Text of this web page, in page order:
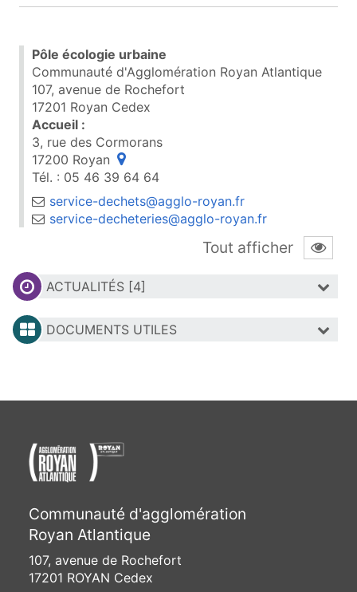
Pôle écologie urbaine
Communauté d'Agglomération Royan Atlantique
107, avenue de Rochefort
17201 Royan Cedex
Accueil :
3, rue des Cormorans
17200 Royan
Tél. : 05 46 39 64 64
service-dechets@agglo-royan.fr
service-decheteries@agglo-royan.fr
Tout afficher
ACTUALITÉS [4]
DOCUMENTS UTILES
Communauté d'agglomération
Royan Atlantique
107, avenue de Rochefort
17201 ROYAN Cedex